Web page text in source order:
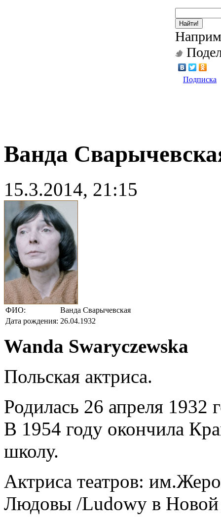
Найти!
Подписка
Ванда
15.3.2014, 21:15
ФИО:
Ванда Сварычевская
Дата рождения: 26.04.1932
Wanda Swaryczewska
Польская актриса.
Родилась 26 апреля 1932
В 1954 году окончила
школу.
Актриса театров:
Людовы /Ludowy в